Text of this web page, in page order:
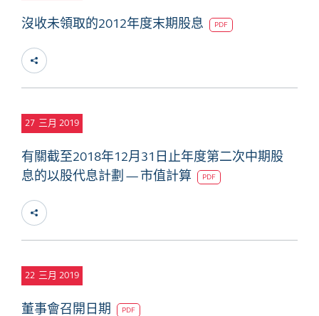
沒收未領取的2012年度末期股息 PDF
27 三月 2019
有關截至2018年12月31日止年度第二次中期股
息的以股代息計劃 — 市值計算
PDF
22 三月 2019
董事會召開日期 PDF